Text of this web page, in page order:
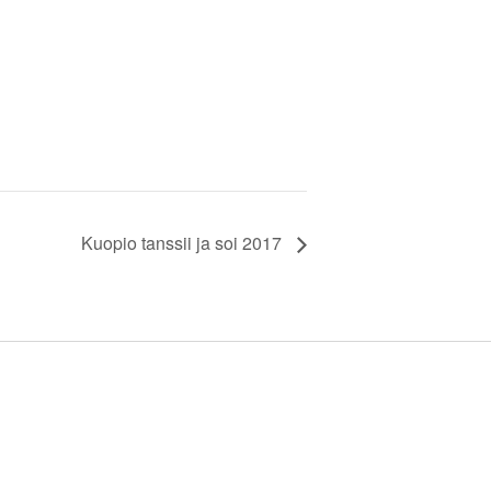
Kuopio tanssii ja soi 2017